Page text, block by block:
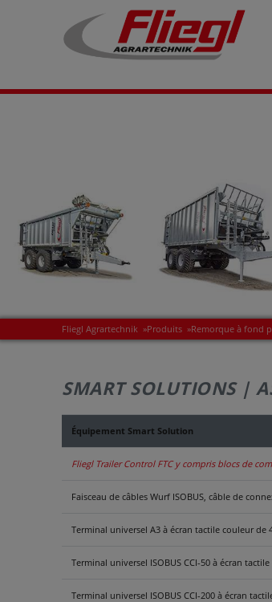
Fliegl Agrartechnik »Produits »Remorque à fond
SMART SOLUTIONS |
Équipement Smart Solution
Fliegl Trailer Control FTC y compris blocs de
Faisceau de câbles Wurf ISOBUS, câble de
Terminal universel A3 à écran tactile couleur
Terminal universel ISOBUS CCI-50 à écran
Terminal universel ISOBUS CCI-200 à écran